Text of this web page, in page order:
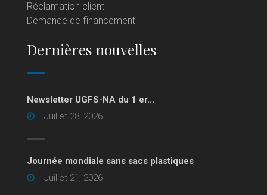
Réclamation client
Demande de financement
Dernières nouvelles
Newsletter UGFS-NA du 1 er...
Juillet 28, 2026
Journée mondiale sans sacs plastiques
Juillet 21, 2026